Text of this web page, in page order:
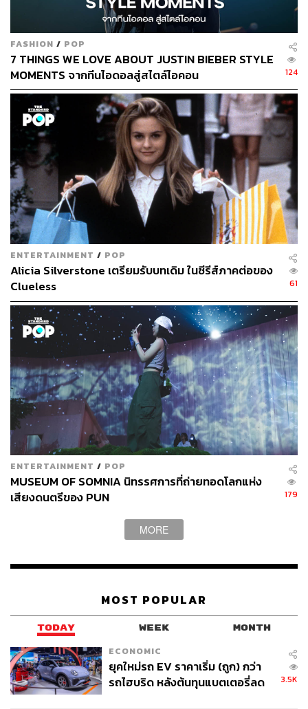
CLUELESS
ภาพยนตร์ในยุค 90 เปรียบได้กับสื่อทรงอิทธิพลหนึ่งแขนง วัย
รุ่นส่วนใหญ่มักได้แรงบันดาลใจการแต่งตัวจากตัวละครใน
ภาพยนตร์ ซึ่งCluelessภาพยนตร์แนวโรแมนติกคอเมดี้ที่
ออกฉายในปี 1995 ผ่านตัวละคร Cher Horowitz นำแสดง
โดย Alicia Silverstone เป็นภาพยนตร์ที่ได้รับการพูดถึงด้าน
แฟชั่นมากกว่าเนื้อเรื่องภาพยนตร์ สำหรับCluelessเป็น
ภาพยนตร์เรื่องแรกที่ผสานแฟชั่นเข้ากับภาพยนตร์ ชุดไฮสคูล
ลายสกอตสีเหลืองของเธอกลายเป็นชุดสุดไอคอนิกจนทุกวันนี้
และยังเป็นภาพยนตร์ต้นแบบให้กับเรื่องอื่นๆ ที่นำแฟชั่นเข้า
และล่าสุดอย่าง
FASHION / POP
7 THINGS WE LOVE ABOUT JUSTIN BIEBER STYLE
MOMENTS จากทีนไอดอลสู่สไตล์ไอคอน
124
ENTERTAINMENT / POP
Alicia Silverstone เตรียมรับบทเดิม ในซีรีส์ภาคต่อของ
Clueless
61
ENTERTAINMENT / POP
MUSEUM OF SOMNIA นิทรรศการที่ถ่ายทอดโลกแห่ง
เสียงดนตรีของ PUN
179
MORE
MOST POPULAR
TODAY WEEK MONTH
ECONOMIC
ยุคใหม่รถ EV ราคาเริ่ม (ถูก) กว่า
รถไฮบริด หลังต้นทุนแบตเตอรี่ลด
3.5K